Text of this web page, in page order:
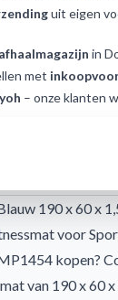
uit eigen
in
met
– onze klanten
190 x 60 x
voor
kopen?
van 190 x 60